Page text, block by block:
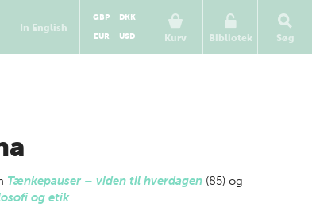
In English
Kurv
GBP
DKK
EUR
USD Bibliotek Søg
Tænkepauser – viden til hverdagen (85) og
og etik